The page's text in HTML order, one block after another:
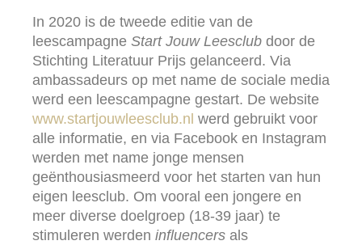
In 2020 is de tweede editie van de
leescampagne Start Jouw Leesclub door de
Stichting Literatuur Prijs gelanceerd. Via
ambassadeurs op met name de sociale media
werd een leescampagne gestart. De website
www.startjouwleesclub.nl werd gebruikt voor
alle informatie, en via Facebook en Instagram
werden met name jonge mensen
geënthousiasmeerd voor het starten van hun
eigen leesclub. Om vooral een jongere en
meer diverse doelgroep (18-39 jaar) te
stimuleren werden influencers als